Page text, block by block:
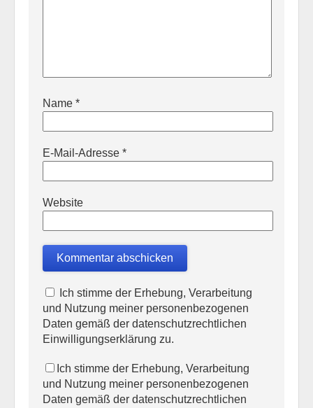
Name *
E-Mail-Adresse *
Website
Ich stimme der Erhebung, Verarbeitung
und Nutzung meiner personenbezogenen
Daten gemäß der datenschutzrechtlichen
Einwilligungserklärung zu.
Ich stimme der Erhebung, Verarbeitung
und Nutzung meiner personenbezogenen
Daten gemäß der datenschutzrechtlichen